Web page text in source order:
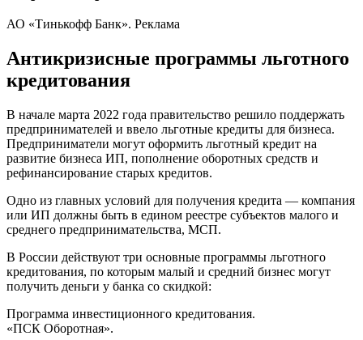
АО «Тинькофф Банк». Реклама
Антикризисные программы льготного
кредитования
В начале марта 2022 года правительство решило поддержать
предпринимателей и ввело льготные кредиты для бизнеса.
Предприниматели могут оформить льготный кредит на
развитие бизнеса ИП, пополнение оборотных средств и
рефинансирование старых кредитов.
Одно из главных условий для получения кредита — компания
или ИП должны быть в едином реестре субъектов малого и
среднего предпринимательства, МСП.
В России действуют три основные программы льготного
кредитования, по которым малый и средний бизнес могут
получить деньги у банка со скидкой:
Программа инвестиционного кредитования.
«ПСК Оборотная».